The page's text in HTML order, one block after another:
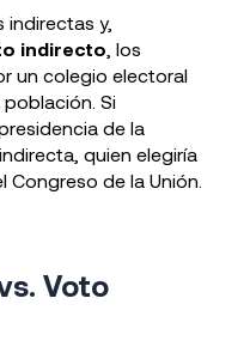
indirectas y,
indirecto , los
un colegio electoral
Si
de la
quien elegiría
de la Unión.
Voto